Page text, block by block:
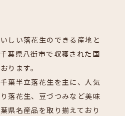
しい落花生のできる産地と
葉県八街市で収穫された国
ります。
葉半立落花生を主に、人気
落花生、豆づつみなど美味
県名産品を取り揃えており